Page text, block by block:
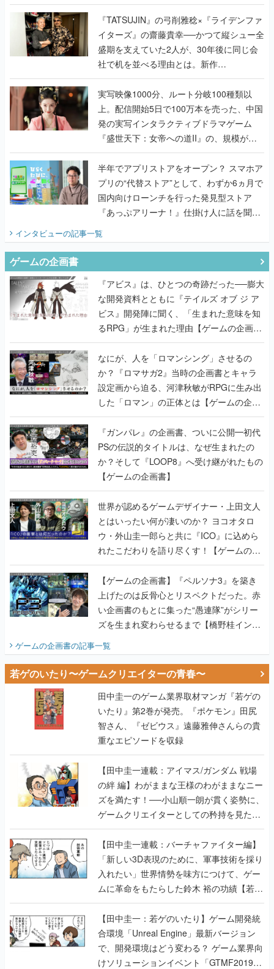
盛期を支えていた2人が、30年後に同じ会
社で机を並べる理由とは。新作
『TATSUJIN EXTREME』で初タッグを組
んだレジェンド2人に訊く開発秘話
実写映像1000分、ルート分岐100種類以
上。配信開始5日で100万本を売った、中国
発の実写インタラクティブドラマゲーム
『盛世天下：女帝への道II』の、規模が違
うこだわりをプロデューサーに聞いた
半年でアプリストアをオープン？ スマホア
プリの“代替ストア”として、わずか6ヵ月で
国内向けローンチを行った発見型ストア
『あっぷアリーナ！』仕掛け人に話を聞い
てみた
インタビューの記事一覧
『アビス』は、ひとつの奇跡だった──膨大
な開発資料とともに『テイルズ オブ ジ ア
るRPG」が生まれた理由【ゲームの企画
書】
なにが、人を「ロマンシング」させるの
か？『ロマサガ2』当時の企画書とキャラ
設定画から迫る、河津秋敏がRPGに生み出
した「ロマン」の正体とは【ゲームの企画
書】
『ガンパレ』の企画書、ついに公開━初代
PSの伝説的タイトルは、なぜ生まれたの
か？そして『LOOP8』へ受け継がれたもの
【ゲームの企画書】
世界が認めるゲームデザイナー・上田文人
とはいったい何が凄いのか？ ヨコオタロ
ウ・外山圭一郎らと共に『ICO』に込めら
れたこだわりを語り尽くす！【ゲームの企
画書】
【ゲームの企画書】『ペルソナ3』を築き
上げたのは反骨心とリスペクトだった。赤
い企画書のもとに集った“愚連隊”がシリー
ズを生まれ変わらせるまで【橋野桂インタ
ビュー】
ゲームの企画書の記事一覧
若ゲのいたり〜ゲームクリエイターの青春〜
田中圭一のゲーム業界取材マンガ『若ゲの
いたり』第2巻が発売。『ポケモン』田尻
智さん、『ゼビウス』遠藤雅伸さんらの貴
重なエピソードを収録
【田中圭一連載：アイマス/ガンダム 戦場
の絆 編】わがままな王様のわがままなニー
ズを満たす！──小山順一朗が貫く姿勢に、
ゲームクリエイターとしての矜持を見た
【若ゲのいたり最終回】
【田中圭一連載：バーチャファイター編】
「新しい3D表現のために、軍事技術を採り
入れたい」世界情勢を味方につけて、ゲー
ムに革命をもたらした鈴木 裕の功績【若ゲ
のいたり】
【田中圭一：若ゲのいたり】ゲーム開発統
合環境「Unreal Engine」最新バージョン
で、開発環境はどう変わる？ ゲーム業界向
けソリューションイベント「GTMF2019」
に行って、より理解を深めよう【PR】
【田中圭一連載：サイバーコネクトツー
編】すべての責任はオレが取る。だから、